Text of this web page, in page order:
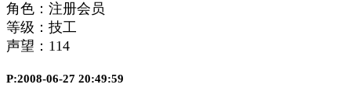
角色：注册会员
等级：技工
声望： 114
P:2008-06-27 20:49:59